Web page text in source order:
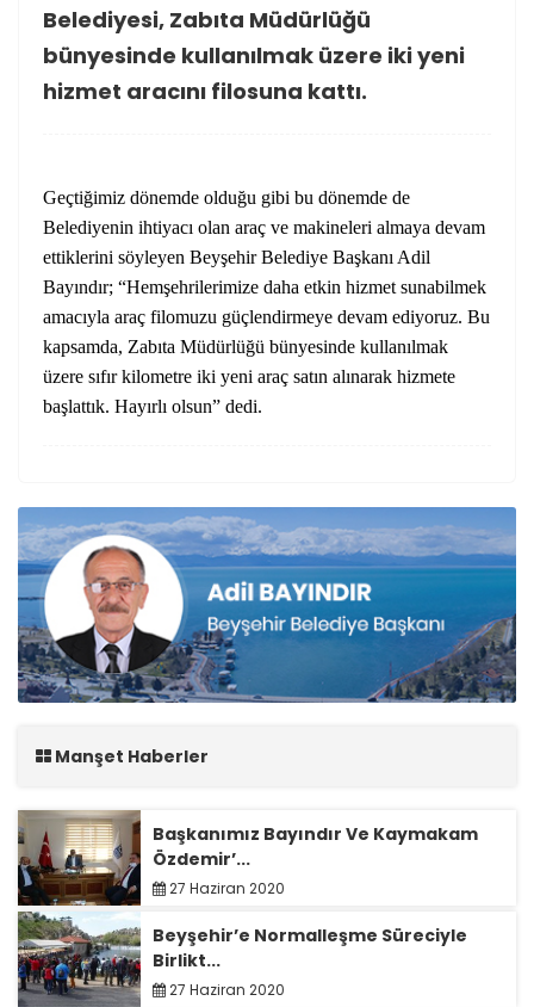
Belediyesi, Zabıta Müdürlüğü
bünyesinde kullanılmak üzere iki yeni
hizmet aracını filosuna kattı.
Geçtiğimiz dönemde olduğu gibi bu dönemde de
Belediyenin ihtiyacı olan araç ve makineleri almaya devam
ettiklerini söyleyen Beyşehir Belediye Başkanı Adil
Bayındır; “Hemşehrilerimize daha etkin hizmet sunabilmek
amacıyla araç filomuzu güçlendirmeye devam ediyoruz. Bu
kapsamda, Zabıta Müdürlüğü bünyesinde kullanılmak
üzere sıfır kilometre iki yeni araç satın alınarak hizmete
başlattık. Hayırlı olsun” dedi.
Manşet Haberler
Başkanımız Bayındır Ve Kaymakam
Özdemir’...
27 Haziran 2020
Beyşehir’e Normalleşme Süreciyle
Birlikt...
27 Haziran 2020